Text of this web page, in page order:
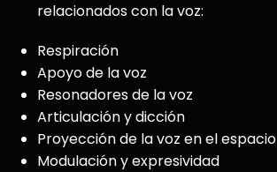
relacionados con la voz:
Respiración
Apoyo de la voz
Resonadores de la voz
Articulación y dicción
Proyección de la voz en el espacio
Modulación y expresividad